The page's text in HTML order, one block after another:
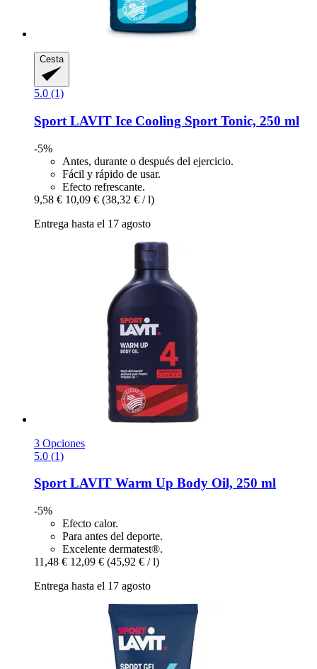
Cesta
5.0 (1)
Sport LAVIT Ice Cooling Sport Tonic, 250 ml
-5%
Antes, durante o después del ejercicio.
Fácil y rápido de usar.
Efecto refrescante.
9,58 € 10,09 € (38,32 € / l)
Entrega hasta el 17 agosto
3 Opciones
5.0 (1)
Sport LAVIT Warm Up Body Oil, 250 ml
-5%
Efecto calor.
Para antes del deporte.
Excelente dermatest®.
11,48 € 12,09 € (45,92 € / l)
Entrega hasta el 17 agosto